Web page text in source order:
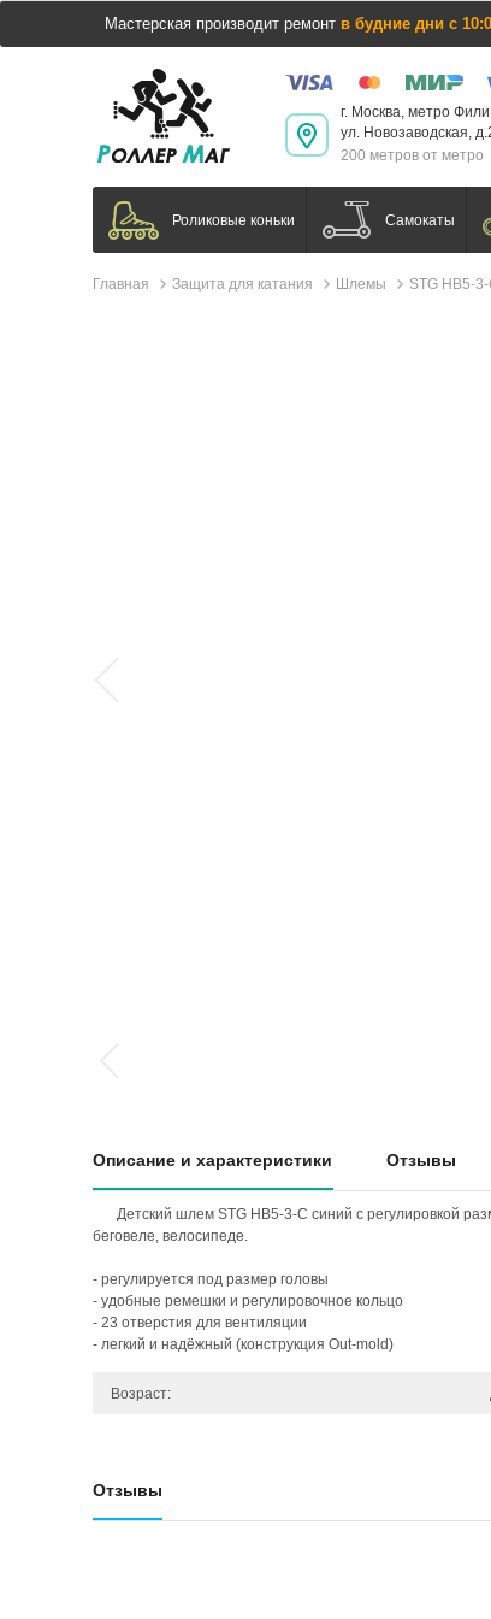
Мастерская производит ремонт в будние дни с
г. Москва, метро
ул. Новозаводская,
200 метров от метро
Роликовые коньки Самокаты
Главная Защита для катания Шлемы STG HB5-
Описание и характеристики Отзывы
Детский шлем STG HB5-3-C синий с регулировкой
беговеле, велосипеде.
- регулируется под размер головы
- удобные ремешки и регулировочное кольцо
- 23 отверстия для вентиляции
- легкий и надёжный (конструкция Out-mold)
Возраст:
Отзывы